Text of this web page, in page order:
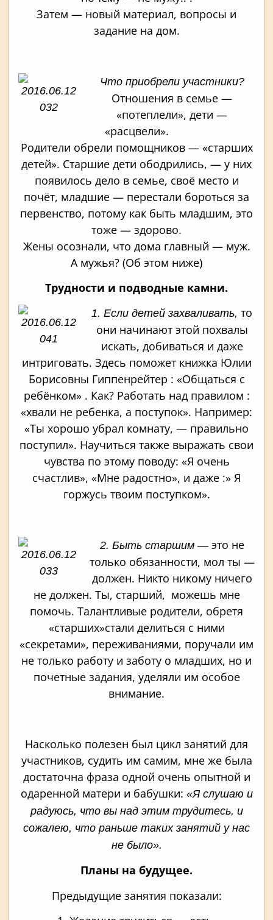
Затем — новый материал, вопросы и
задание на дом.
Что приобрели участники?
Отношения в семье —
«потеплели», дети —
«расцвели».
Родители обрели помощников — «старших
детей». Старшие дети ободрились, — у них
появилось дело в семье, своё место и
почёт, младшие — перестали бороться за
первенство, потому как быть младшим, это
тоже — здорово.
Жены осознали, что дома главный — муж.
А мужья? (Об этом ниже)
Трудности и подводные камни.
1. Если детей захваливать, то
они начинают этой похвалы
искать, добиваться и даже
интриговать. Здесь поможет книжка Юлии
Борисовны Гиппенрейтер : «Общаться с
ребёнком» . Как? Работать над правилом :
«хвали не ребенка, а поступок». Например:
«Ты хорошо убрал комнату, — правильно
поступил». Научиться также выражать свои
чувства по этому поводу: «Я очень
счастлив», «Мне радостно», и даже :» Я
горжусь твоим поступком».
2. Быть старшим —это не
только обязанности, мол ты —
должен. Никто никому ничего
не должен. Ты, старший, можешь мне
помочь. Талантливые родители, обретя
«старших»стали делиться с ними
«секретами», переживаниями, поручали им
не только работу и заботу о младших, но и
почетные задания, уделяли им особое
внимание.
Насколько полезен был цикл занятий для
участников, судить им самим, мне же была
достаточна фраза одной очень опытной и
одаренной матери и бабушки: «Я слушаю и
радуюсь, что вы над этим трудитесь, и
сожалею, что раньше таких занятий у нас
не было».
Планы на будущее.
Предыдущие занятия показали: